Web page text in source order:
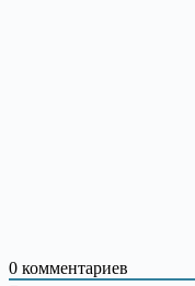
0 комментариев